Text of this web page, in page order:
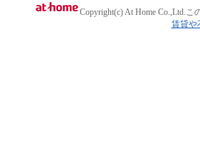
Copyright(c) At Home Co.,Ltd.こ
賃貸や